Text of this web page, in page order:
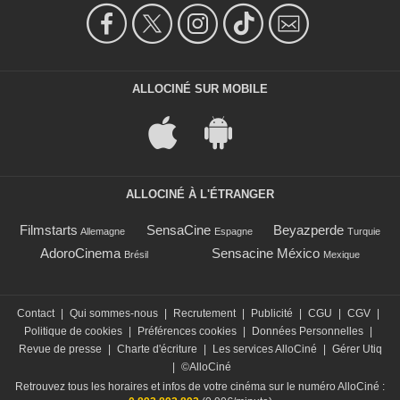
ALLOCINÉ SUR MOBILE
ALLOCINÉ À L'ÉTRANGER
Filmstarts Allemagne SensaCine Espagne Beyazperde Turquie
AdoroCinema Brésil Sensacine México Mexique
Contact Qui sommes-nous Recrutement Publicité CGU CGV
Politique de cookies
Préférences cookies Données Personnelles
Revue de presse
Charte d'écriture Les services AlloCiné
Gérer Utiq
©AlloCiné
Retrouvez tous les horaires et infos de votre cinéma sur le numéro AlloCiné :